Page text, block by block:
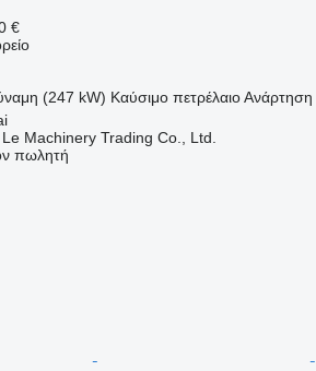
€
(247 kW) Καύσιμο πετρέλαιο Ανάρτηση
Machinery Trading Co., Ltd.
πωλητή